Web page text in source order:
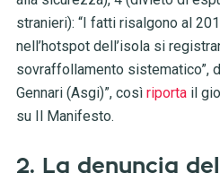
stranieri): “I fatti risalgono al
nell’hotspot dell’isola si
sovraffollamento sistematico”,
Gennari (Asgi)”, così riportail
su Il Manifesto.
2. La denuncia